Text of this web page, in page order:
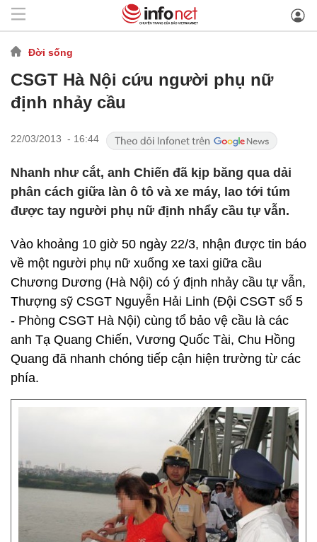
Đời sống
CSGT Hà Nội cứu người phụ nữ
định nhảy cầu
22/03/2013 - 16:44
Nhanh như cắt, anh Chiến đã kịp băng qua dải
phân cách giữa làn ô tô và xe máy, lao tới túm
được tay người phụ nữ định nhẩy cầu tự vẫn.
Vào khoảng 10 giờ 50 ngày 22/3, nhận được tin báo
về một người phụ nữ xuống xe taxi giữa cầu
Chương Dương (Hà Nội) có ý định nhảy cầu tự vẫn,
Thượng sỹ CSGT Nguyễn Hải Linh (Đội CSGT số 5
- Phòng CSGT Hà Nội) cùng tổ bảo vệ cầu là các
anh Tạ Quang Chiến, Vương Quốc Tài, Chu Hồng
Quang đã nhanh chóng tiếp cận hiện trường từ các
phía.